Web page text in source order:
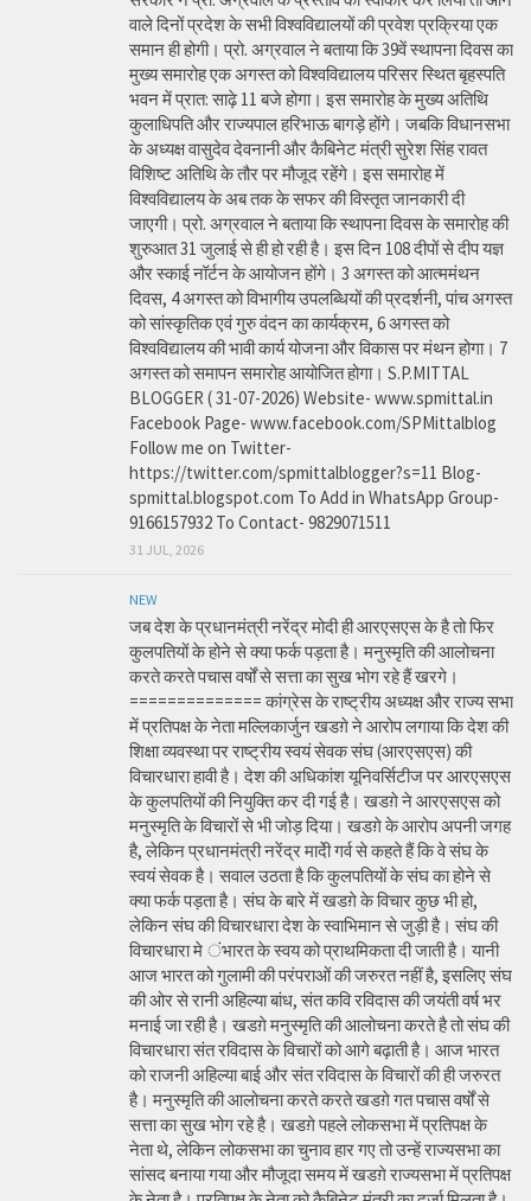
वाले दिनों प्रदेश के सभी विश्वविद्यालयों की प्रवेश प्रक्रिया एक
समान ही होगी। प्रो. अग्रवाल ने बताया कि 39वें स्थापना दिवस का
मुख्य समारोह एक अगस्त को विश्वविद्यालय परिसर स्थित बृहस्पति
भवन में प्रात: साढ़े 11 बजे होगा। इस समारोह के मुख्य अतिथि
कुलाधिपति और राज्यपाल हरिभाऊ बागड़े होंगे। जबकि विधानसभा
के अध्यक्ष वासुदेव देवनानी और कैबिनेट मंत्री सुरेश सिंह रावत
विशिष्ट अतिथि के तौर पर मौजूद रहेंगे। इस समारोह में
विश्वविद्यालय के अब तक के सफर की विस्तृत जानकारी दी
जाएगी। प्रो. अग्रवाल ने बताया कि स्थापना दिवस के समारोह की
शुरुआत 31 जुलाई से ही हो रही है। इस दिन 108 दीपों से दीप यज्ञ
और स्काई नॉर्टन के आयोजन होंगे। 3 अगस्त को आत्ममंथन
दिवस, 4 अगस्त को विभागीय उपलब्धियों की प्रदर्शनी, पांच अगस्त
को सांस्कृतिक एवं गुरु वंदन का कार्यक्रम, 6 अगस्त को
विश्वविद्यालय की भावी कार्य योजना और विकास पर मंथन होगा। 7
अगस्त को समापन समारोह आयोजित होगा। S.P.MITTAL
BLOGGER ( 31-07-2026) Website- www.spmittal.in
Facebook Page- www.facebook.com/SPMittalblog
Follow me on Twitter-
https://twitter.com/spmittalblogger?s=11 Blog-
spmittal.blogspot.com To Add in WhatsApp Group-
9166157932 To Contact- 9829071511
31 JUL, 2026
NEW
जब देश के प्रधानमंत्री नरेंद्र मोदी ही आरएसएस के है तो फिर
कुलपतियों के होने से क्या फर्क पड़ता है। मनुस्मृति की आलोचना
करते करते पचास वर्षों से सत्ता का सुख भोग रहे हैं खरगे।
============== कांग्रेस के राष्ट्रीय अध्यक्ष और राज्य सभा
में प्रतिपक्ष के नेता मल्लिकार्जुन खडग़े ने आरोप लगाया कि देश की
शिक्षा व्यवस्था पर राष्ट्रीय स्वयं सेवक संघ (आरएसएस) की
विचारधारा हावी है। देश की अधिकांश यूनिवर्सिटीज पर आरएसएस
के कुलपतियों की नियुक्ति कर दी गई है। खडग़े ने आरएसएस को
मनुस्मृति के विचारों से भी जोड़ दिया। खडग़े के आरोप अपनी जगह
है, लेकिन प्रधानमंत्री नरेंद्र मादेी गर्व से कहते हैं कि वे संघ के
स्वयं सेवक है। सवाल उठता है कि कुलपतियों के संघ का होने से
क्या फर्क पड़ता है। संघ के बारे में खडग़े के विचार कुछ भी हो,
लेकिन संघ की विचारधारा देश के स्वाभिमान से जुड़ी है। संघ की
विचारधारा मे ंभारत के स्वय को प्राथमिकता दी जाती है। यानी
आज भारत को गुलामी की परंपराओं की जरुरत नहीं है, इसलिए संघ
की ओर से रानी अहिल्या बांध, संत कवि रविदास की जयंती वर्ष भर
मनाई जा रही है। खडग़े मनुस्मृति की आलोचना करते है तो संघ की
विचारधारा संत रविदास के विचारों को आगे बढ़ाती है। आज भारत
को राजनी अहिल्या बाई और संत रविदास के विचारों की ही जरुरत
है। मनुस्मृति की आलोचना करते करते खडग़े गत पचास वर्षों से
सत्ता का सुख भोग रहे है। खडग़े पहले लोकसभा में प्रतिपक्ष के
नेता थे, लेकिन लोकसभा का चुनाव हार गए तो उन्हें राज्यसभा का
सांसद बनाया गया और मौजूदा समय में खडग़े राज्यसभा में प्रतिपक्ष